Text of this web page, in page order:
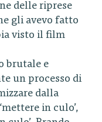
delle riprese
gli avevo fatto
visto il film
brutale e
un processo di
dalla
in culo’,